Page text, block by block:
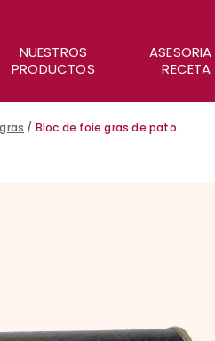
NUESTROS
PRODUCTOS
RECETA
/ Bloc de foie gras de pato